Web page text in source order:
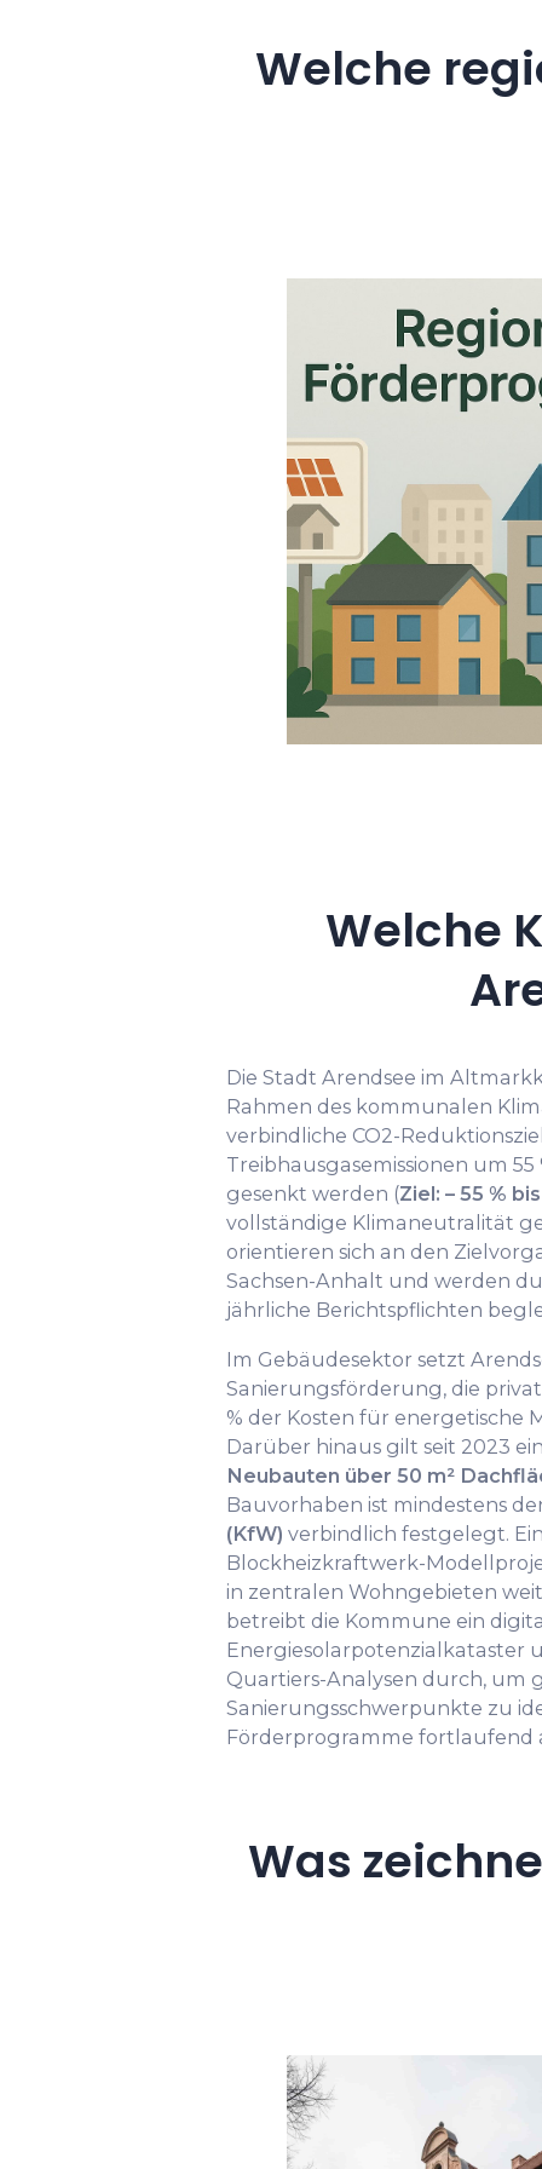
Welche
Welche
Die Stadt Arendsee im
Rahmen des kommunalen
verbindliche CO2-
Treibhausgasemissionen um 55
gesenkt werden (Ziel: – 55 %
vollständige Klimaneutralität
orientieren sich an den
Sachsen-Anhalt und werden
jährliche Berichtspflichten
Im Gebäudesektor setzt
Sanierungsförderung, die
% der Kosten für energetische
Darüber hinaus gilt seit 2023
Neubauten über 50 m²
Bauvorhaben ist mindestens
(KfW) verbindlich festgelegt.
Blockheizkraftwerk-
in zentralen Wohngebieten
betreibt die Kommune ein
Energiesolarpotenzialkataster
Quartiers-Analysen durch, um
Sanierungsschwerpunkte zu
Förderprogramme fortlaufend
Was